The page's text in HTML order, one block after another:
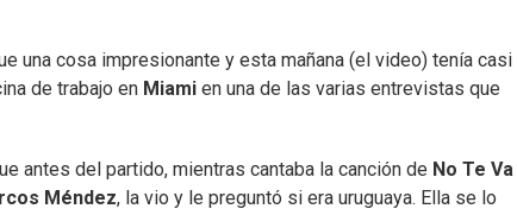
una cosa impresionante y esta mañana (el video) tenía casi
de trabajo en Miami en una de las varias entrevistas que
antes del partido, mientras cantaba la canción de No Te Va
Méndez, la vio y le preguntó si era uruguaya. Ella se lo